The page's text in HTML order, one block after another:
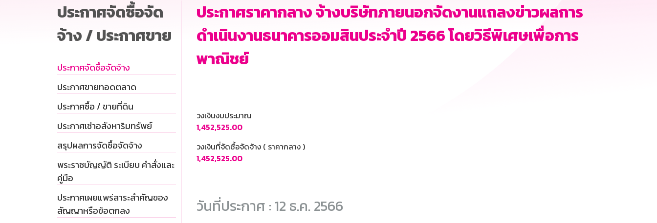
ประกาศจัดซื้อจัด
จ้าง / ประกาศขาย
ประกาศจัดซื้อจัดจ้าง
ประกาศขายทอดตลาด
ประกาศซื้อ / ขายที่ดิน
ประกาศเช่าอสังหาริมทรัพย์
สรุปผลการจัดซื้อจัดจ้าง
พระราชบัญญัติ ระเบียบ คำสั่งและ
คู่มือ
ประกาศเผยแพร่สาระสำคัญของ
สัญญาหรือข้อตกลง
ประกาศราคากลาง จ้างบริษัทภายนอกจัดงานแถลงข่าวผลการ
ดำเนินงานธนาคารออมสินประจำปี 2566 โดยวิธีพิเศษเพื่อการ
พาณิชย์
วงเงินงบประมาณ
1,452,525.00
วงเงินที่จัดซื้อจัดจ้าง ( ราคากลาง )
1,452,525.00
วันที่ประกาศ : 12 ธ.ค. 2566